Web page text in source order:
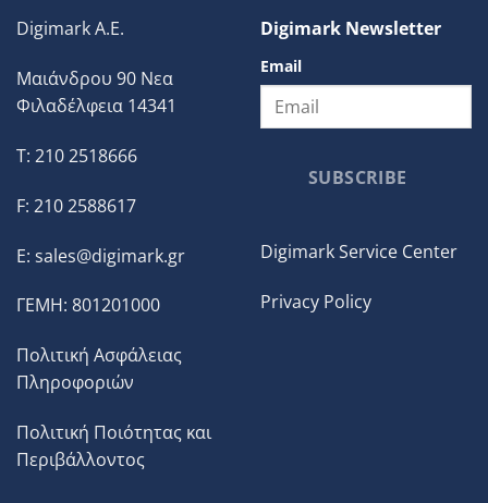
Digimark A.E.
Μαιάνδρου 90 Νεα
Φιλαδέλφεια 14341
T: 210 2518666
F: 210 2588617
E: sales@digimark.gr
ΓΕΜΗ: 801201000
Πολιτική Ασφάλειας
Πληροφοριών
Πολιτική Ποιότητας και
Περιβάλλοντος
Digimark Newsletter
Email
SUBSCRIBE
Digimark Service Center
Privacy Policy